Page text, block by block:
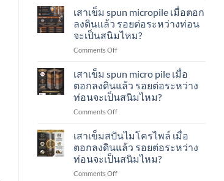
ไพล์
อย่างไร?
เข็ม
ส
ปัน
ไพล์
ทำ
อย่างไร?
micropile
เมื่อ
ตอก
ลง
รอย
ต่อ
ระหว่าง
ท่อน
เป็น
สนิม
ไหม?
เสาเข็ม spun micropile เมื่อตอก
ลงดินแล้ว รอยต่อระหว่างท่อน
จะเป็นสนิมไหม?
Comments Offon
spun
micropile
เมื่อ
ตอก
ดิน
แล้ว
รอย
ต่อ
ระหว่าง
เสาเข็ม spun micro pile เมื่อ
ตอกลงดินแล้ว รอยต่อระหว่าง
ท่อนจะเป็นสนิมไหม?
Comments Offon
เข็ม
spun
micro
pile
เมื่อ
เสาเข็มสปันไมโครไพล์ เมื่อ
ตอกลงดินแล้ว รอยต่อระหว่าง
ท่อนจะเป็นสนิมไหม?
Comments Offon